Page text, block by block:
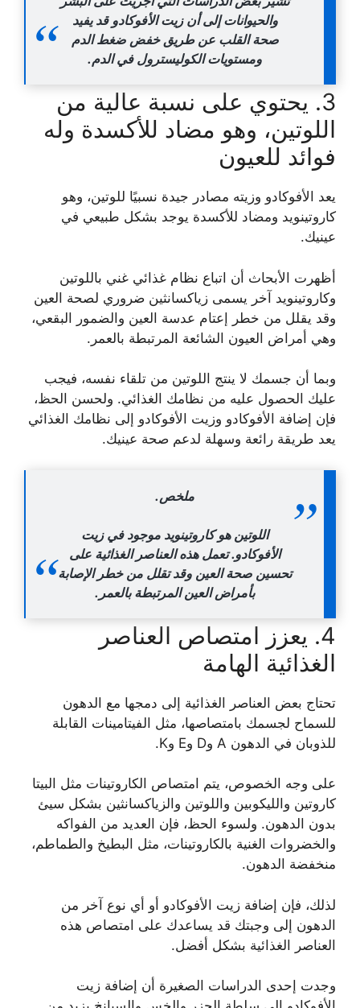
والحيوانات إلى أن زيت الأفوكادو قد يفيد
صحة القلب عن طريق خفض ضغط الدم
ومستويات الكوليسترول في الدم.
3. يحتوي على نسبة عالية من
اللوتين، وهو مضاد للأكسدة وله
فوائد للعيون
يعد الأفوكادو وزيته مصادر جيدة نسبيًا للوتين، وهو
كاروتينويد ومضاد للأكسدة يوجد بشكل طبيعي في
عينيك.
أظهرت الأبحاث أن اتباع نظام غذائي غني باللوتين
وكاروتينويد آخر يسمى زياكسانثين ضروري لصحة العين
وقد يقلل من خطر إعتام عدسة العين والضمور البقعي،
وهي أمراض العيون الشائعة المرتبطة بالعمر.
وبما أن جسمك لا ينتج اللوتين من تلقاء نفسه، فيجب
عليك الحصول عليه من نظامك الغذائي. ولحسن الحظ،
فإن إضافة الأفوكادو وزيت الأفوكادو إلى نظامك الغذائي
يعد طريقة رائعة وسهلة لدعم صحة عينيك.
ملخص.
اللوتين هو كاروتينويد موجود في زيت
الأفوكادو. تعمل هذه العناصر الغذائية على
تحسين صحة العين وقد تقلل من خطر الإصابة
بأمراض العين المرتبطة بالعمر.
4. يعزز امتصاص العناصر
الغذائية الهامة
تحتاج بعض العناصر الغذائية إلى دمجها مع الدهون
للسماح لجسمك بامتصاصها، مثل الفيتامينات القابلة
للذوبان في الدهون A وD وE وK.
على وجه الخصوص، يتم امتصاص الكاروتينات مثل البيتا
كاروتين والليكوبين واللوتين والزياكسانثين بشكل سيئ
بدون الدهون. ولسوء الحظ، فإن العديد من الفواكه
والخضروات الغنية بالكاروتينات، مثل البطيخ والطماطم،
منخفضة الدهون.
لذلك، فإن إضافة زيت الأفوكادو أو أي نوع آخر من
الدهون إلى وجبتك قد يساعدك على امتصاص هذه
العناصر الغذائية بشكل أفضل.
وجدت إحدى الدراسات الصغيرة أن إضافة زيت